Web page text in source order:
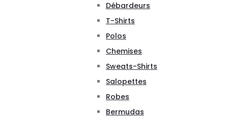
Débardeurs
T-Shirts
Polos
Chemises
Sweats-Shirts
Salopettes
Robes
Bermudas